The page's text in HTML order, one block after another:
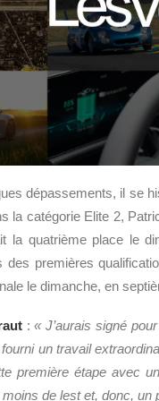
dépassements, il se
la catégorie Elite 2,
la quatrième place le
des premières
le dimanche, en
:« J’aurais signé
fourni un travail
première étape avec
de lest et, donc, un